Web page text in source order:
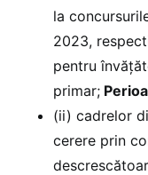
la
2023,
pentru
primar;
(ii) cadrelor
cerere prin